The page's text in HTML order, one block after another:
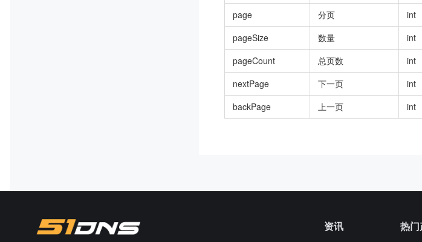
page
分页 int
pageSize
数量 int
pageCount
总页数 int
nextPage
下一页 int
backPage
上一页 int
资讯 热